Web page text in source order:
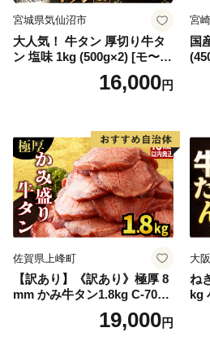
宮城県気仙沼市
大人気！ 牛タン 厚切り牛タ
ン 塩味 1kg (500g×2) [モ〜ラ
ンド 宮城県 気仙沼市 205646
60] 肉 牛肉 精肉 牛たん 牛タ
厚切り タン
16,000円
宮
国
佐賀県上峰町
【訳あり】《訳あり》極厚 8
mm かみ牛タン1.8kg C-709-
19,000円
大
ね
kg
牛